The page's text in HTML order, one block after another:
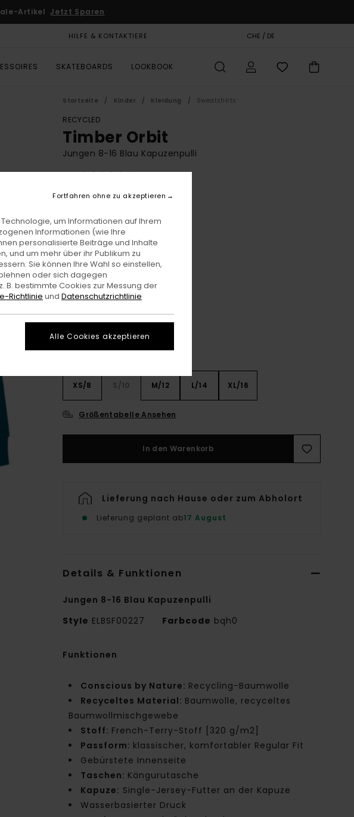
Artikel Jetzt Sparen
HILFE & KONTAKTIERE CHE / DE
SKATEBOARDS LOOKBOOK
Startseite Kinder Kleidung Sweatshirts
RECYCLED
Timber Orbit
Jungen 8-16 Blau Kapuzenpulli
5.0
ECO-BONUS
CHF 24,37
SALE
DOPPELTER RABATT EXTRA 25 %
Farbe Mallard Blue
XS/8 S/10 M/12 L/14 XL/16
Größentabelle Ansehen
In den Warenkorb
Lieferung nach Hause oder zum Abholort
Lieferung geplant ab17 August
Details & Funktionen
Jungen 8-16 Blau Kapuzenpulli
Style ELBSF00227 Farbcode bqh0
Funktionen
Conscious by Nature: Recycling-Baumwolle
Recyceltes Material: Baumwolle, recyceltes
Baumwollmischgewebe
Stoff: French-Terry-Stoff [320 g/m2]
Passform: klassischer, komfortabler Regular Fit
Gebürstete Innenseite
Taschen: Kängurutasche
Kapuze: Single-Jersey-Futter an der Kapuze
Wasserbasierter Druck
um Informationen auf Ihrem
Informationen (wie Ihre
personalisierte Beiträge und Inhalte
und um mehr über ihr Publikum zu
Sie können Ihre Wahl so einstellen,
oder sich dagegen
bestimmte Cookies zur Messung der
Richtlinie und Datenschutzrichtlinie
Fortfahren ohne zu akzeptieren
Alle Cookies akzeptieren